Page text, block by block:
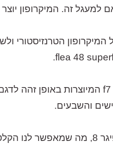
והשבעים.
למיקרופון שני מרקמי קליטה –